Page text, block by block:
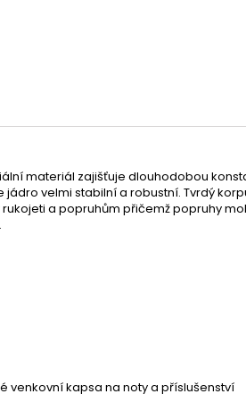
materiál zajišťuje dlouhodobou
velmi stabilní a robustní. Tvrdý
a popruhům přičemž popruhy
venkovní kapsa na noty a příslušenství